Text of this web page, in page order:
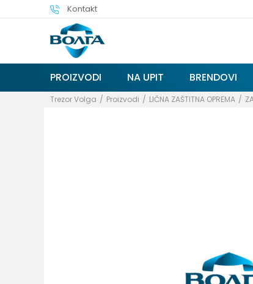
Kontakt
PROIZVODI NA UPIT BRENDOVI
Trezor Volga Proizvodi LIČNA ZAŠTITNA OPREMA